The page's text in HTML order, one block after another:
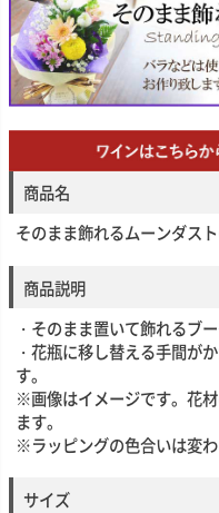
商品名
そのまま飾れるムーンダス
商品説明
・そのまま置いて飾れるブー
・花瓶に移し替える手間が
す。
※画像はイメージです。花
ます。
※ラッピングの色合いは変わ
サイズ